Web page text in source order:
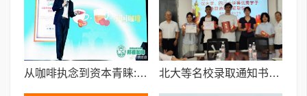
从咖啡执念到资本青睐:邦德咖啡创始人的差异化破局之路 北大等名校录取通知书送达仪式在喀什市特区实验学校暖心举行